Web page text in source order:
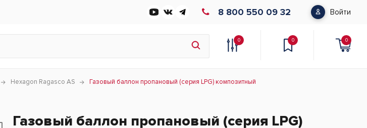
8 800 550 09 32 Войти
0 0 0
Hexagon Ragasco AS Газовый баллон пропановый (серия LPG) композитный
Газовый баллон пропановый (серия LPG)